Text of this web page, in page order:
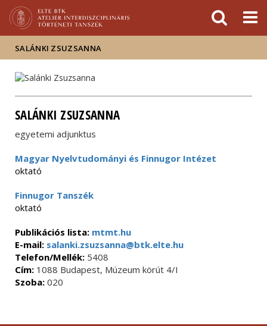
Hírek
Események
ELTE a
sajtóban
SALÁNKI ZSUZSANNA
SALÁNKI ZSUZSANNA
egyetemi adjunktus
Magyar Nyelvtudományi és Finnugor Intézet
oktató
Finnugor Tanszék
oktató
Publikációs lista: mtmt.hu
E-mail: salanki.zsuzsanna@btk.elte.hu
Telefon/Mellék: 5408
Cím: 1088 Budapest, Múzeum körút 4/I
Szoba: 020